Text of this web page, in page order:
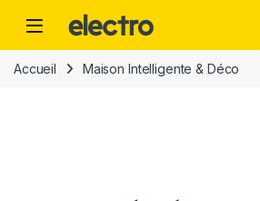
Accueil Maison Intelligente & Déco